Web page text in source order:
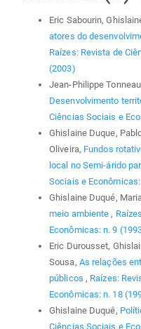
Eric Sabourin,
atores do
Raízes: Revista de
(2003)
Jean-Philippe
Desenvolvimento
Ciências Sociais e
Ghislaine Duque,
Oliveira, Fundos
local no Semi-árido
Sociais e
Ghislaine Duqué,
meio ambiente ,
Econômicas: n. 9
Eric Durousset,
Sousa, As relações
públicos , Raízes:
Econômicas: n. 18
Ghislaine Duqué,
Ciências Sociais e